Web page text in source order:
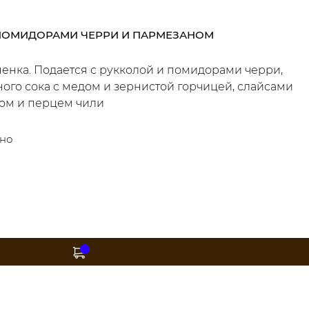
ЧЕРРИ И ПАРМЕЗАНОМ
Подается с рукколой и помидорами черри,
сока с медом и зернистой горчицей, слайсами
и перцем чили